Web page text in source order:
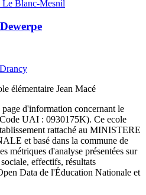
Le Blanc-Mesnil
Drancy
élémentaire Jean Macé
d'information concernant le
UAI : 0930175K). Ce ecole
rattaché au MINISTERE
et basé dans la commune de
métriques d'analyse présentées sur
effectifs, résultats
Data de l'Éducation Nationale et